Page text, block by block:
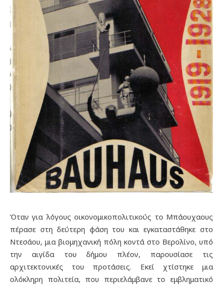
Όταν για λόγους οικονομικοπολιτικούς το Μπάουχαους
πέρασε στη δεύτερη φάση του και εγκαταστάθηκε στο
Ντεσάου, μια βιομηχανική πόλη κοντά στο Βερολίνο, υπό
την αιγίδα του δήμου πλέον, παρουσίασε τις
αρχιτεκτονικές του προτάσεις. Εκεί χτίστηκε μια
ολόκληρη πολιτεία, που περιελάμβανε το εμβληματικό